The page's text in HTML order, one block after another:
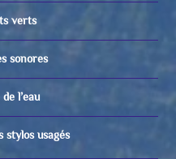
verts
sonores
l’eau
stylos usagés